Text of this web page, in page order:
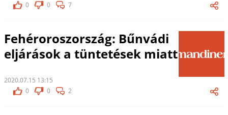
0
0 7
Fehéroroszország: Bűnvádi
eljárások a tüntetések miatt
2020.07.15 13:15
0
0 2